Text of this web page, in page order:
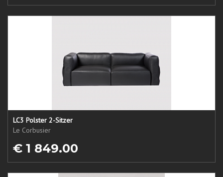
LC3 Polster 2-Sitzer
Le Corbusier
€ 1 849.00